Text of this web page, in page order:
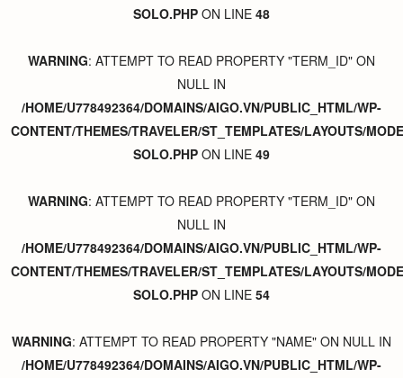
SOLO.PHP ON LINE 48
WARNING: ATTEMPT TO READ PROPERTY "TERM_ID" ON
NULL IN
/HOME/U778492364/DOMAINS/AIGO.VN/PUBLIC_HTML/WP-
CONTENT/THEMES/TRAVELER/ST_TEMPLATES/LAYOUTS/
SOLO.PHP ON LINE 49
WARNING: ATTEMPT TO READ PROPERTY "TERM_ID" ON
NULL IN
/HOME/U778492364/DOMAINS/AIGO.VN/PUBLIC_HTML/WP-
CONTENT/THEMES/TRAVELER/ST_TEMPLATES/LAYOUTS/
SOLO.PHP ON LINE 54
WARNING: ATTEMPT TO READ PROPERTY "NAME" ON NULL IN
/HOME/U778492364/DOMAINS/AIGO.VN/PUBLIC_HTML/WP-